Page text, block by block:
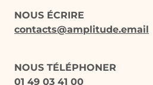
NOUS ÉCRIRE
contacts@amplitude.email
NOUS TÉLÉPHONER
01 49 03 41 00